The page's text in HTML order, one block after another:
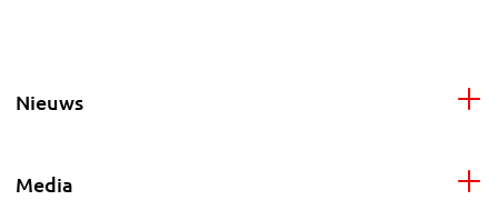
Nieuws
Media